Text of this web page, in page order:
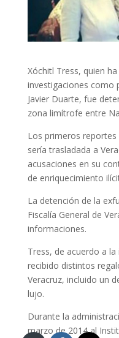
Xóchitl Tress, quien
investigaciones como
Javier Duarte, fue
zona limítrofe entre
Los primeros
sería trasladada a
acusaciones en su
de enriquecimiento
La detención de la
Fiscalía General de
informaciones.
Tress, de acuerdo a la
recibido distintos
Veracruz, incluido un
lujo.
Durante la
marzo de 2014 al